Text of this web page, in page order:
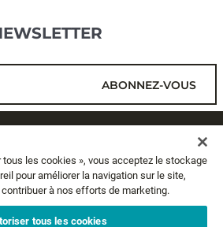
ABONNEZ-VOUS
tous les cookies », vous acceptez le stockage
pour améliorer la navigation sur le site,
à nos efforts de marketing.
tous les cookies